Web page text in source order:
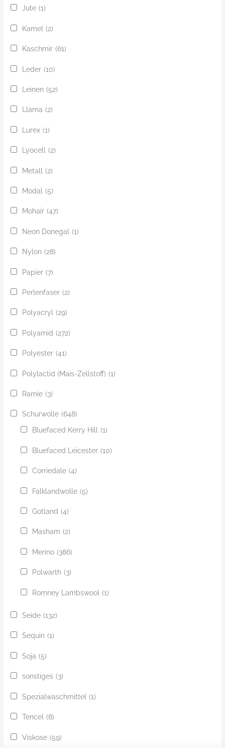
Jute (1)
Kamel (2)
Kaschmir (61)
Leder (10)
Leinen (52)
Llama (2)
Lurex (1)
Lyocell (2)
Metall (2)
Modal (5)
Mohair (47)
Neon Donegal (1)
Nylon (28)
Papier (7)
Perlenfaser (2)
Polyacryl (29)
Polyamid (272)
Polyester (41)
Polylactid (Mais-Zellstoff) (1)
Ramie (3)
Schurwolle (648)
Bluefaced Kerry Hill (1)
Bluefaced Leicester (10)
Corriedale (4)
Falklandwolle (5)
Gotland (4)
Masham (2)
Merino (386)
Polwarth (3)
Romney Lambswool (1)
Seide (132)
Sequin (1)
Soja (5)
sonstiges (3)
Spezialwaschmittel (1)
Tencel (8)
Viskose (59)